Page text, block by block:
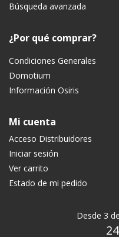
Búsqueda avanzada
¿Por qué comprar?
Condiciones Generales
Domotium
Información Osiris
Mi cuenta
Acceso Distribuidores
Iniciar sesión
Ver carrito
Estado de mi pedido
Desde 3